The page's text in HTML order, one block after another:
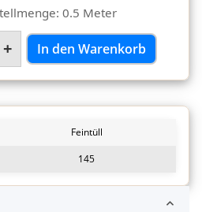
0.5 Meter
+ In den Warenkorb
Feintüll
145